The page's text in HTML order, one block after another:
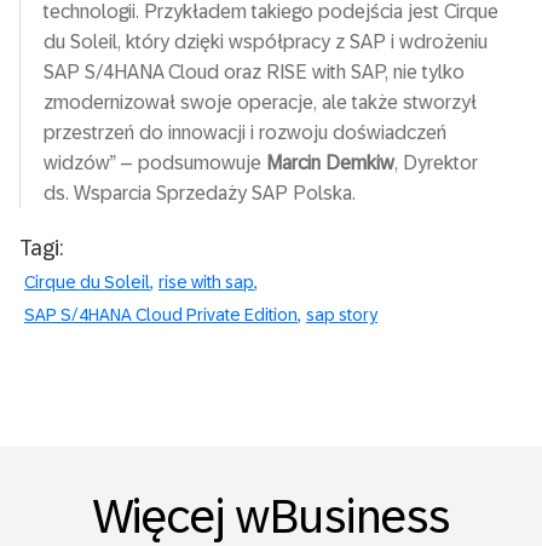
technologii. Przykładem takiego podejścia jest Cirque
du Soleil, który dzięki współpracy z SAP i wdrożeniu
SAP S/4HANA Cloud oraz RISE with SAP, nie tylko
zmodernizował swoje operacje, ale także stworzył
przestrzeń do innowacji i rozwoju doświadczeń
widzów” – podsumowuje Marcin Demkiw, Dyrektor
ds. Wsparcia Sprzedaży SAP Polska.
Tagi:
Cirque du Soleil rise with sap
SAP S/4HANA Cloud Private Edition sap story
Więcej wBusiness